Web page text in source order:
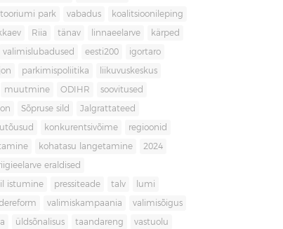
park vabadus koalitsioonileping
Riia tänav linnaeelarve kärped
valimislubadused eesti200 igortaro
parkimispoliitika liikuvuskeskus
muutmine ODIHR soovitused
Sõpruse sild Jalgrattateed
konkurentsivõime regioonid
kohatasu langetamine 2024
eraldised
istumine pressiteade talv lumi
valimiskampaania valimisõigus
üldsõnalisus taandareng vastuolu